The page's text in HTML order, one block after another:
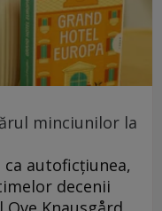
minciunilor la
autoficțiunea,
decenii